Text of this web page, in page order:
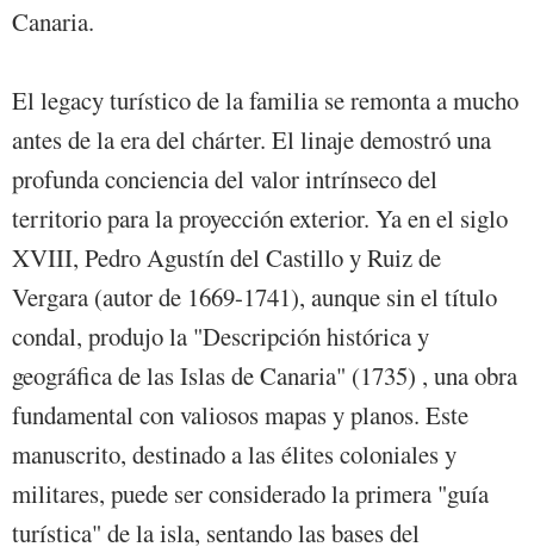
Canaria.
El legacy turístico de la familia se remonta a mucho
antes de la era del chárter. El linaje demostró una
profunda conciencia del valor intrínseco del
territorio para la proyección exterior. Ya en el siglo
XVIII, Pedro Agustín del Castillo y Ruiz de
Vergara (autor de 1669-1741), aunque sin el título
condal, produjo la "Descripción histórica y
geográfica de las Islas de Canaria" (1735) , una obra
fundamental con valiosos mapas y planos. Este
manuscrito, destinado a las élites coloniales y
militares, puede ser considerado la primera "guía
turística" de la isla, sentando las bases del